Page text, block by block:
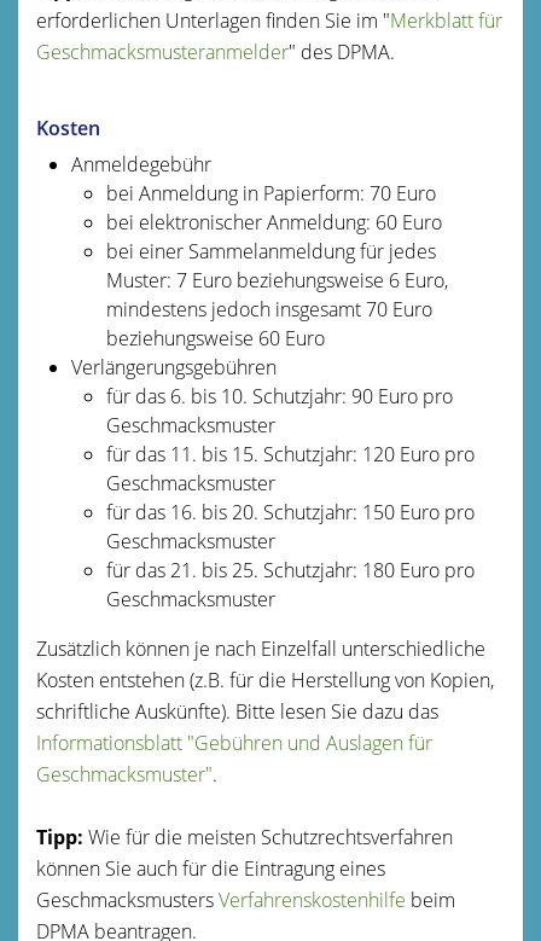
erforderlichen Unterlagen finden Sie im "Merkblatt für
Geschmacksmusteranmelder" des DPMA.
Kosten
Anmeldegebühr
bei Anmeldung in Papierform: 70 Euro
bei elektronischer Anmeldung: 60 Euro
bei einer Sammelanmeldung für jedes
Muster: 7 Euro beziehungsweise 6 Euro,
mindestens jedoch insgesamt 70 Euro
beziehungsweise 60 Euro
Verlängerungsgebühren
für das 6. bis 10. Schutzjahr: 90 Euro pro
Geschmacksmuster
für das 11. bis 15. Schutzjahr: 120 Euro pro
Geschmacksmuster
für das 16. bis 20. Schutzjahr: 150 Euro pro
Geschmacksmuster
für das 21. bis 25. Schutzjahr: 180 Euro pro
Geschmacksmuster
Zusätzlich können je nach Einzelfall unterschiedliche
Kosten entstehen (z.B. für die Herstellung von Kopien,
schriftliche Auskünfte). Bitte lesen Sie dazu das
Informationsblatt "Gebühren und Auslagen für
Geschmacksmuster".
Tipp: Wie für die meisten Schutzrechtsverfahren
können Sie auch für die Eintragung eines
GeschmacksmustersVerfahrenskostenhilfe beim
DPMA beantragen.